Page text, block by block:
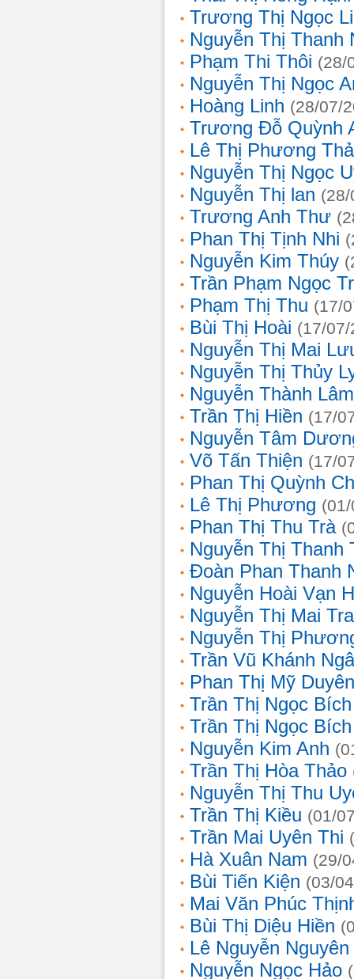
Trương Thị Ngọc
Nguyễn Thị Thanh
Phạm Thi Thôi (28/
Nguyễn Thị Ngọc
Hoàng Linh (28/07/
Trương Đỗ Quỳnh
Lê Thị Phương
Nguyễn Thị Ngọc
Nguyễn Thị lan
Trương Anh Thư
Phan Thị Tịnh Nhi
Nguyễn Kim Thúy
Trần Phạm Ngọc
Phạm Thị Thu (17/
Bùi Thị Hoài (17/
Nguyễn Thị Mai
Nguyễn Thị Thủy
Nguyễn Thành Lâm
Trần Thị Hiền (17/
Nguyễn Tâm
Võ Tấn Thiện (17/
Phan Thị Quỳnh
Lê Thị Phương
Phan Thị Thu Trà
Nguyễn Thị Thanh
Đoàn Phan Thanh
Nguyễn Hoài Vạn
Nguyễn Thị Mai
Nguyễn Thị
Trần Vũ Khánh
Phan Thị Mỹ Duyên
Trần Thị Ngọc Bích
Trần Thị Ngọc Bích
Nguyễn Kim Anh
Trần Thị Hòa Thảo
Nguyễn Thị Thu
Trần Thị Kiều (01/
Trần Mai Uyên Thi
Hà Xuân Nam (29/
Bùi Tiến Kiện (03/
Mai Văn Phúc
Bùi Thị Diệu Hiền
Lê Nguyễn
Nguyễn Ngọc Hảo